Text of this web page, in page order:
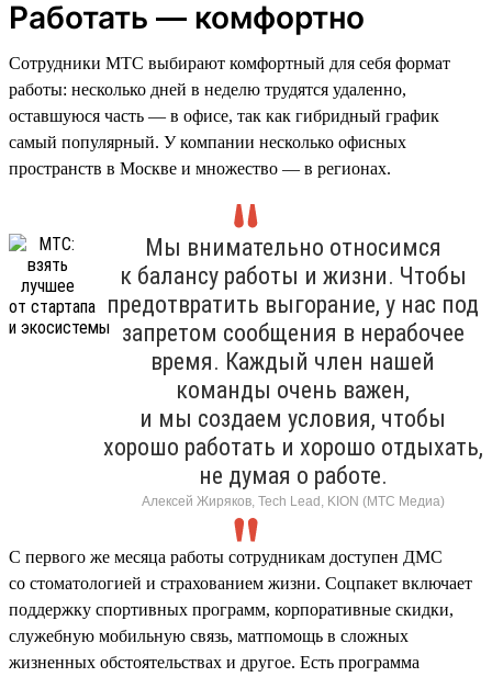
Работать — комфортно
Сотрудники МТС выбирают комфортный для себя формат
работы: несколько дней в неделю трудятся удаленно,
оставшуюся часть — в офисе, так как гибридный график
самый популярный. У компании несколько офисных
пространств в Москве и множество — в регионах.
Мы внимательно относимся
к балансу работы и жизни. Чтобы
предотвратить выгорание, у нас под
запретом сообщения в нерабочее
время. Каждый член нашей
команды очень важен,
и мы создаем условия, чтобы
хорошо работать и хорошо отдыхать,
не думая о работе.
Алексей Жиряков, Tech Lead, KION (МТС Медиа)
С первого же месяца работы сотрудникам доступен ДМС
со стоматологией и страхованием жизни. Соцпакет включает
поддержку спортивных программ, корпоративные скидки,
служебную мобильную связь, матпомощь в сложных
жизненных обстоятельствах и другое. Есть программа